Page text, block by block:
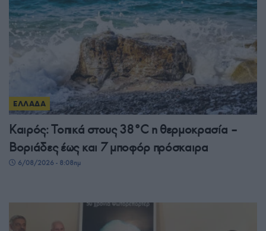
ΕΛΛΑΔΑ
Καιρός: Τοπικά στους 38°C η θερμοκρασία –
Βοριάδες έως και 7 μποφόρ πρόσκαιρα
6/08/2026 - 8:08πμ